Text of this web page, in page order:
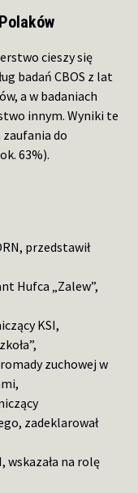
cieszy się
badań CBOS z lat
a w badaniach
innym. Wyniki te
do
63%).
przedstawił
Hufca „Zalew”,
KSI,
zuchowej w
zadeklarował
wskazała na rolę